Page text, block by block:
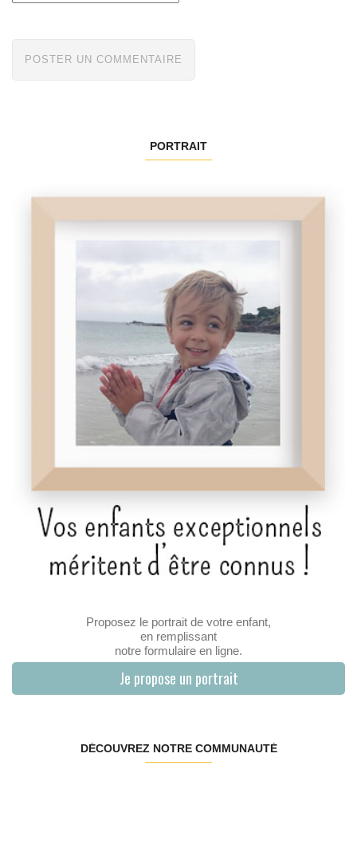
PORTRAIT
Proposez le portrait de votre enfant,
en remplissant
notre formulaire en ligne.
Je propose un portrait
DÉCOUVREZ NOTRE COMMUNAUTÉ